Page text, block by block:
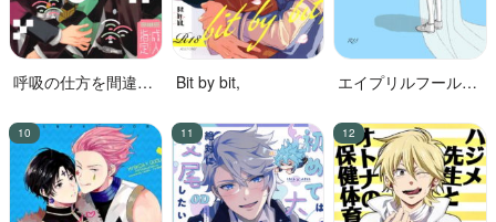
呼吸の仕方を間違え
Bit by bit,
エイプリルフールの